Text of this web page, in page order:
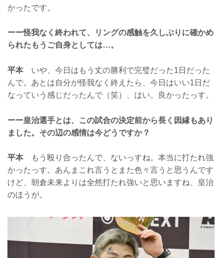
かったです。
ーー怪我なく終われて、リングの感触を久しぶりに確かめ
られたもうご自身としては…。
平本いや、今日はもう丈の勝利で完璧だった1日だった
んで。あとは自分が怪我なく終えたら、今日はいい1日だ
なっていう感じだったんで（笑）、はい。良かったっす。
ーー皇治選手とは、この試合の決定前から長く因縁もあり
ました。その辺の感情は今どうですか？
平本もう殴り合ったんで、ないっすね。本当に打たれ強
かったっす。あんまこれ言うとまた色々言うと思うんです
けど、朝倉未来よりは全然打たれ強いと思いますね、皇治
のほうが。